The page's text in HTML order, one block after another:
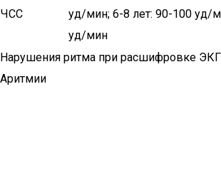
ЧСС
уд/мин; 6-8 лет: 90-100 уд/
уд/мин
Нарушения ритма при расшифровке ЭКГ
Аритмии